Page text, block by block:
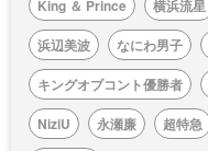
King ＆ Prince
横浜流星
浜辺美波
なにわ男子
キングオブコント優勝者
NiziU
永瀬廉 超特急